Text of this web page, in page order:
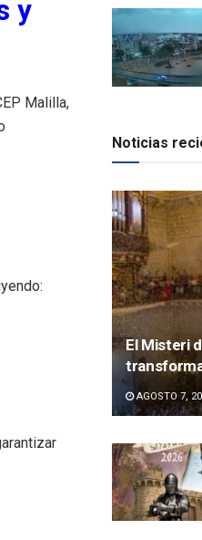
y
Malilla,
Noticias
El Misteri
AGOSTO 7,